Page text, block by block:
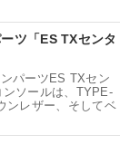
ツ「ES TXセンタ
パーツES TXセン
ソールは、TYPE-
ンレザー、そしてベ